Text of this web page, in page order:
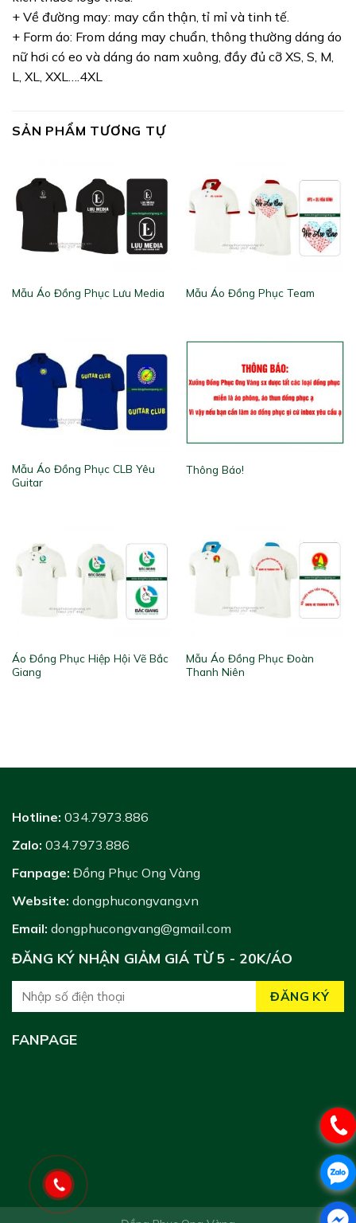
+ Về đường may: may cẩn thận, tỉ mỉ và tinh tế.
+ Form áo: From dáng may chuẩn, thông thường dáng áo
nữ hơi có eo và dáng áo nam xuông, đầy đủ cỡ XS, S, M,
L, XL, XXL….4XL
SẢN PHẨM TƯƠNG TỰ
Mẫu Áo Đồng Phục Lưu Media Mẫu Áo Đồng Phục Team
Mẫu Áo Đồng Phục CLB Yêu
Guitar
Thông Báo!
Áo Đồng Phục Hiệp Hội Vẽ Bắc
Giang
Mẫu Áo Đồng Phục Đoàn
Thanh Niên
Hotline: 034.7973.886
Zalo: 034.7973.886
Fanpage: Đồng Phục Ong Vàng
Website: dongphucongvang.vn
Email: dongphucongvang@gmail.com
ĐĂNG KÝ NHẬN GIẢM GIÁ TỪ 5 - 20K/ÁO
FANPAGE